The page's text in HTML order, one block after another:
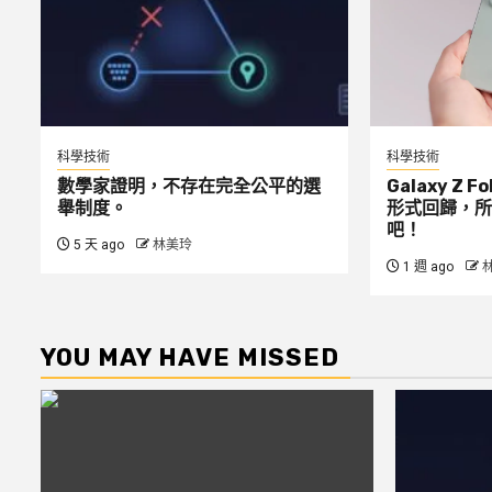
科學技術
數學家證明，不存在完全公平的選
舉制度。
5 天 ago 林美玲
科學技術
Galaxy Z
形式回歸，
吧！
1 週 ago
YOU MAY HAVE MISSED